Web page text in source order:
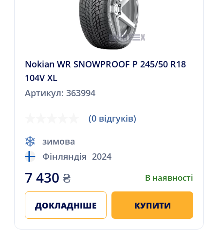
Nokian WR SNOWPROOF P 245/50 R18
104V XL
Артикул: 363994
(0 відгуків)
зимова
Фінляндія 2024
7 430 ₴ В наявності
ДОКЛАДНІШЕ КУПИТИ